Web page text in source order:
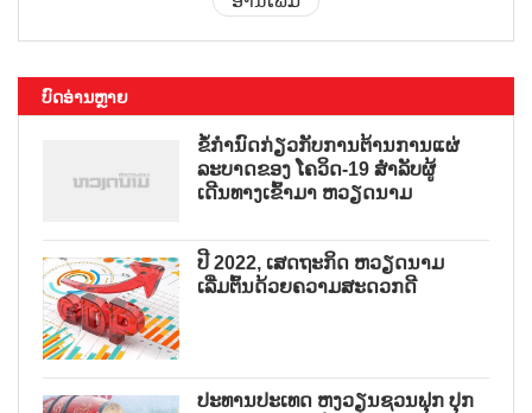
ບົດອ່ານຫຼາຍ
ຂໍ້ກຳນົດກ່ຽວກັບການຕ້ານການແຜ່
ລະບາດຂອງ ໂຄວິດ-19 ສຳລັບຜູ້
ເດີນທາງເຂົ້າມາ ຫວຽດນາມ
ປີ 2022, ເສດຖະກິດ ຫວຽດນາມ
ເລີ່ມຕົ້ນດ້ວຍຄວາມສະດວກດີ
ປະທານປະເທດ ຫງວຽນຊວນຟຸກ ປຸກ